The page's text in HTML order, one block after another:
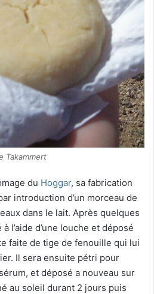
Takammert
du Hoggar, sa fabrication
introduction d’un morceau de
dans le lait. Après quelques
l’aide d’une louche et déposé
faite de tige de fenouille qui lui
Il sera ensuite pétri pour
et déposé a nouveau sur
au soleil durant 2 jours puis